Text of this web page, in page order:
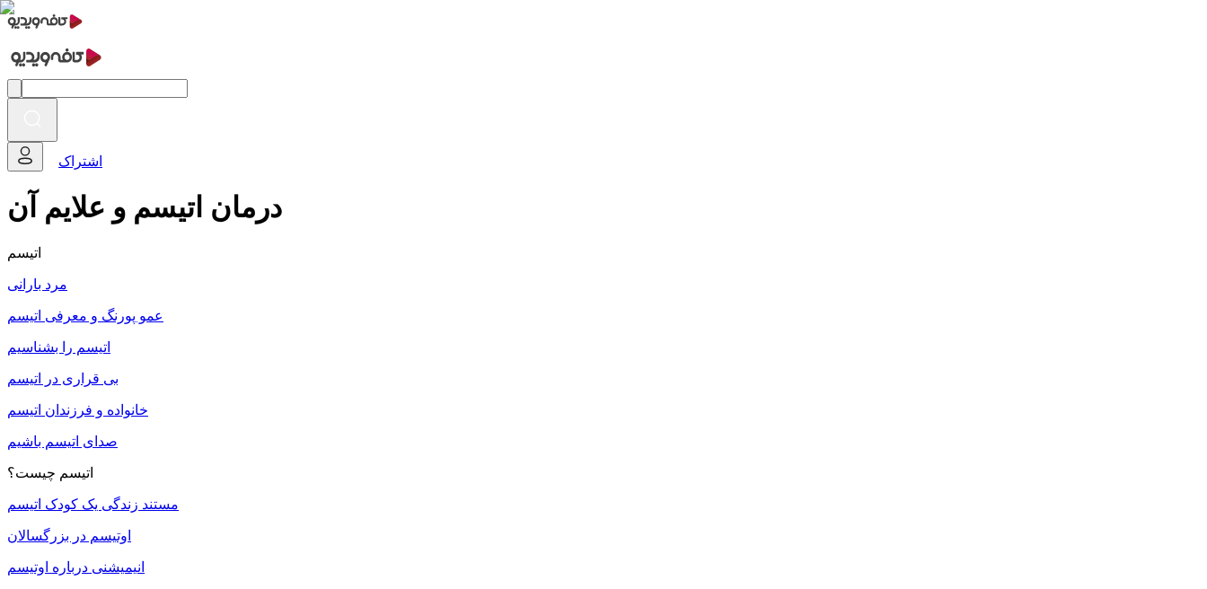
اشتراک
درمان اتیسم و علایم آن
اتیسم
مرد بارانی
عمو پورنگ و معرفی اتیسم
اتیسم را بشناسیم
بی قراری در اتیسم
خانواده و فرزندان اتیسم
صدای اتیسم باشیم
اتیسم چیست؟
مستند زندگی یک کودک اتیسم
اوتیسم در بزرگسالان
انیمیشنی درباره اوتیسم